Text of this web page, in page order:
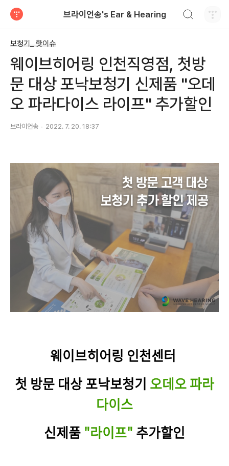
브라이언송's Ear & Hearing
보청기_ 핫이슈
웨이브히어링 인천직영점, 첫방
문 대상 포낙보청기 신제품 "오데
오 파라다이스 라이프" 추가할인
브라이언송 2022. 7. 20. 18:37
웨이브히어링 인천센터
첫 방문 대상 포낙보청기 오데오 파라
다이스
신제품 "라이프" 추가할인